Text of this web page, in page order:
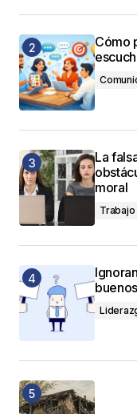
Cómo
La
moral
Trabajo